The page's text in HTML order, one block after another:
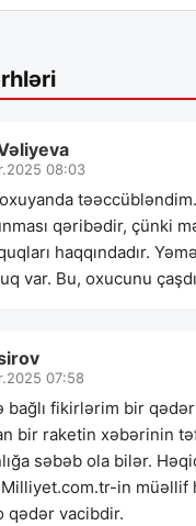
08:03
qəribədir, çünki
haqqındadır.
var. Bu, oxucunu
07:58
bağlı fikirlərim bir
bir raketin xəbərinin
səbəb ola bilər.
in müəllif
qədər vacibdir.